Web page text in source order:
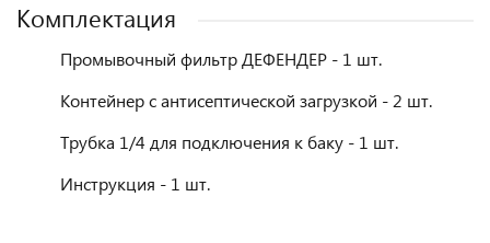
Комплектация
Промывочный фильтр ДЕФЕНДЕР - 1 шт.
Контейнер с антисептической загрузкой - 2 шт.
Трубка 1/4 для подключения к баку - 1 шт.
Инструкция - 1 шт.